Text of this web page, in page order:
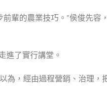
輩的農業技巧。”侯俊先容
進了實行講堂。
為，經由過程營銷、治理